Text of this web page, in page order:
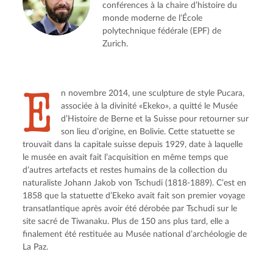
conférences à la chaire d’histoire du
monde moderne de l’École
polytechnique fédérale (EPF) de
Zurich.
E
n novembre 2014, une sculpture de style Pucara,
associée à la divinité «Ekeko», a quitté le Musée
d’Histoire de Berne et la Suisse pour retourner sur
son lieu d’origine, en Bolivie. Cette statuette se
trouvait dans la capitale suisse depuis 1929, date à laquelle
le musée en avait fait l’acquisition en même temps que
d’autres artefacts et restes humains de la collection du
naturaliste Johann Jakob von Tschudi (1818-1889). C’est en
1858 que la statuette d’Ekeko avait fait son premier voyage
transatlantique après avoir été dérobée par Tschudi sur le
site sacré de Tiwanaku. Plus de 150 ans plus tard, elle a
finalement été restituée au Musée national d’archéologie de
La Paz.